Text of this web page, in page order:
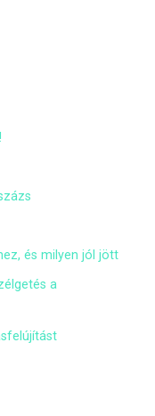
és milyen jól jött
a